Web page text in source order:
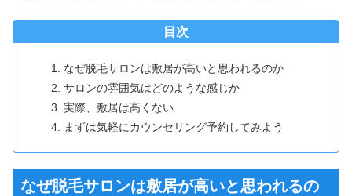
目次
なぜ脱毛サロンは敷居が高いと思われるのか
サロンの雰囲気はどのような感じか
実際、敷居は高くない
まずは気軽にカウンセリング予約してみよう
なぜ脱毛サロンは敷居が高いと思われるの